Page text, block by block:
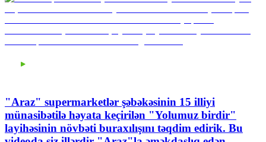
"Araz" supermarketlər şəbəkəsinin 15 illiyi
münasibətilə həyata keçirilən "Yolumuz birdir"
layihəsinin növbəti buraxılışını təqdim edirik. Bu